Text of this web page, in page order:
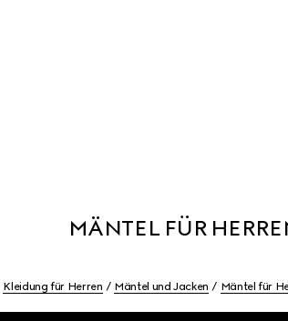
MÄNTEL FÜR
Kleidung für Herren Mäntel und Jacken Mäntel für